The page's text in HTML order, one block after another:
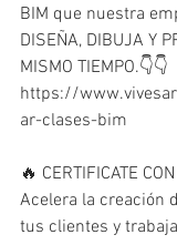
BIM que nuestra
DISEÑA, DIBUJA Y
MISMO TIEMPO.👇👇
https://
ar-clases-bim
🔥 CERTIFICATE
Acelera la creación
tus clientes y